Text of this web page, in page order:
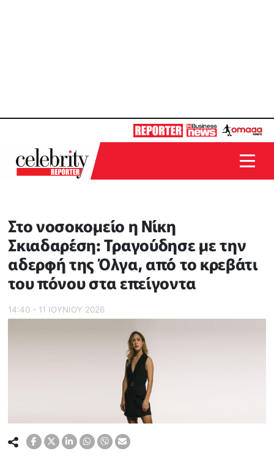
Στο νοσοκομείο η Νίκη
Σκιαδαρέση: Τραγούδησε με την
αδερφή της Όλγα, από το κρεβάτι
του πόνου στα επείγοντα
14:40 - 11 ΙΟΥΝΙΟΥ 2026